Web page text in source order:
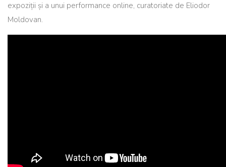
expoziții și a unui performance online, curatoriate de Eliodor
Moldovan.